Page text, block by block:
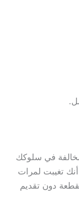
في سلوكك
تغيبت لمرات
دون تقديم